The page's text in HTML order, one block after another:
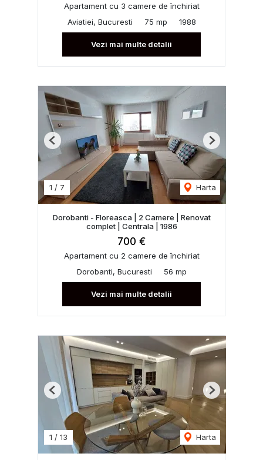
Apartament cu 3 camere de închiriat
Aviatiei, Bucuresti
75 mp 1988
Vezi mai multe detalii
1 / 7 Harta
Previous Next
Dorobanti - Floreasca | 2 Camere | Renovat
complet | Centrala | 1986
700 €
Apartament cu 2 camere de închiriat
Dorobanti, Bucuresti
56 mp
Vezi mai multe detalii
1 / 13 Harta
Previous Next